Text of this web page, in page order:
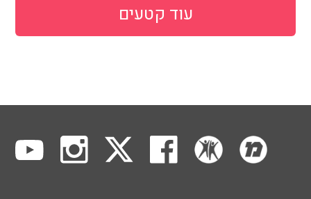
עוד קטעים